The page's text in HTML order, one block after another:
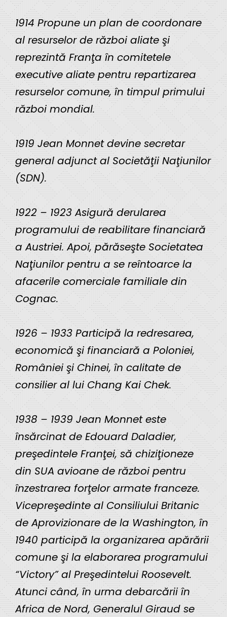
1914 Propune un plan de coordonare
al resurselor de război aliate şi
reprezintă Franţa în comitetele
executive aliate pentru repartizarea
resurselor comune, în timpul primului
război mondial.
1919 Jean Monnet devine secretar
general adjunct al Societăţii Naţiunilor
(SDN).
1922 – 1923 Asigură derularea
programului de reabilitare financiară
a Austriei. Apoi, părăseşte Societatea
Naţiunilor pentru a se reîntoarce la
afacerile comerciale familiale din
Cognac.
1926 – 1933 Participă la redresarea,
economică şi financiară a Poloniei,
României şi Chinei, în calitate de
consilier al lui Chang Kai Chek.
1938 – 1939 Jean Monnet este
însărcinat de Edouard Daladier,
preşedintele Franţei, să chiziţioneze
din SUA avioane de război pentru
înzestrarea forţelor armate franceze.
Vicepreşedinte al Consiliului Britanic
de Aprovizionare de la Washington, în
1940 participă la organizarea apărării
comune şi la elaborarea programului
“Victory” al Preşedintelui Roosevelt.
Atunci când, în urma debarcării în
Africa de Nord, Generalul Giraud se